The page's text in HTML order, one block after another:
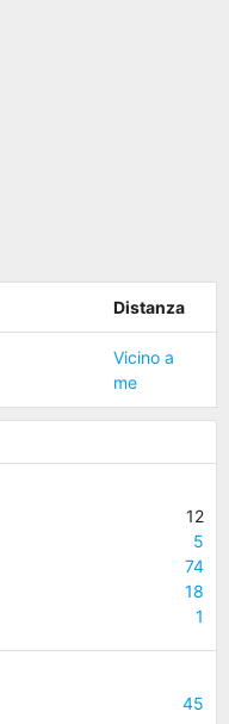
Distanza
Vicino a
me
12
5
74
18
1
45